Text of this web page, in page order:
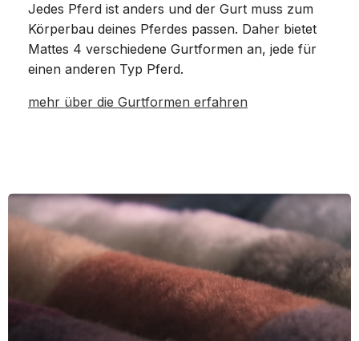
Jedes Pferd ist anders und der Gurt muss zum
Körperbau deines Pferdes passen. Daher bietet
Mattes 4 verschiedene Gurtformen an, jede für
einen anderen Typ Pferd.
mehr über die Gurtformen erfahren